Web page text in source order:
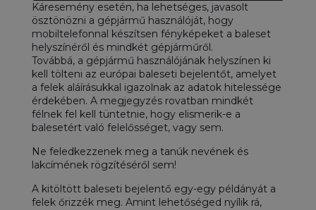
Káresemény esetén, ha lehetséges, javasolt
ösztönözni a gépjármű használóját, hogy
mobiltelefonnal készítsen fényképeket a baleset
helyszínéről és mindkét gépjárműről.
Továbbá, a gépjármű használójának helyszínen ki
kell tölteni az európai baleseti bejelentőt, amelyet
a felek aláírásukkal igazolnak az adatok hitelessége
érdekében. A megjegyzés rovatban mindkét
félnek fel kell tüntetnie, hogy elismerik-e a
balesetért való felelősséget, vagy sem.
Ne feledkezzenek meg a tanúk nevének és
lakcímének rögzítéséről sem!
A kitöltött baleseti bejelentő egy-egy példányát a
felek őrizzék meg. Amint lehetőséged nyílik rá,